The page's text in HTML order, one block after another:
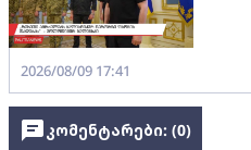
2026/08/09 17:41
კომენტარები: (0)